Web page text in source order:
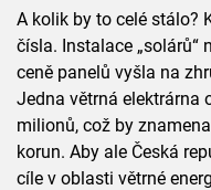
A kolik by to celé stálo?
čísla. Instalace „solárů“
ceně panelů vyšla na
Jedna větrná elektrárna
milionů, což by
korun. Aby ale Česká
cíle v oblasti větrné